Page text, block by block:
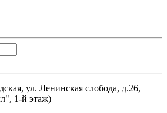
ул. Ленинская слобода, д.26,
1-й этаж)